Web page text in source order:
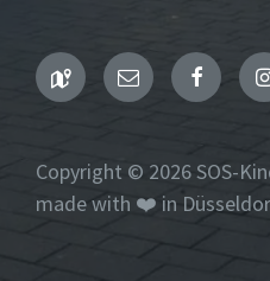
Maps Email
Copyright © 2026 SOS-
made with ❤️ in